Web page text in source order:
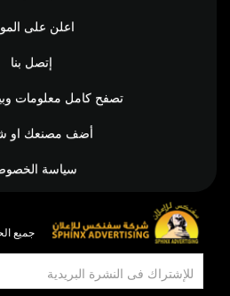
اعلن على
إتصل بنا
تصفح كامل معلومات
أضف مصنعك او
سياسة
© جميع